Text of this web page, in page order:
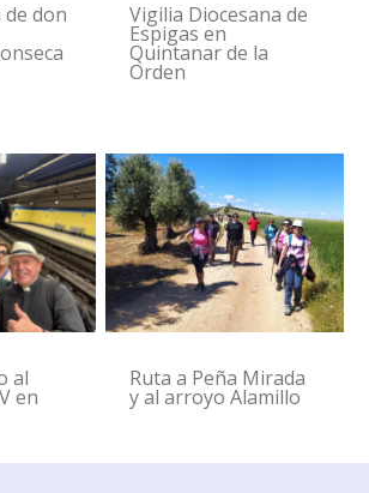
don Vigilia Diocesana de
Espigas en
Quintanar de la
Orden
al
en
Ruta a Peña Mirada
y al arroyo Alamillo